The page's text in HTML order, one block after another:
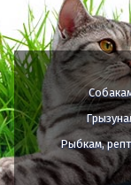
Рыбкам,